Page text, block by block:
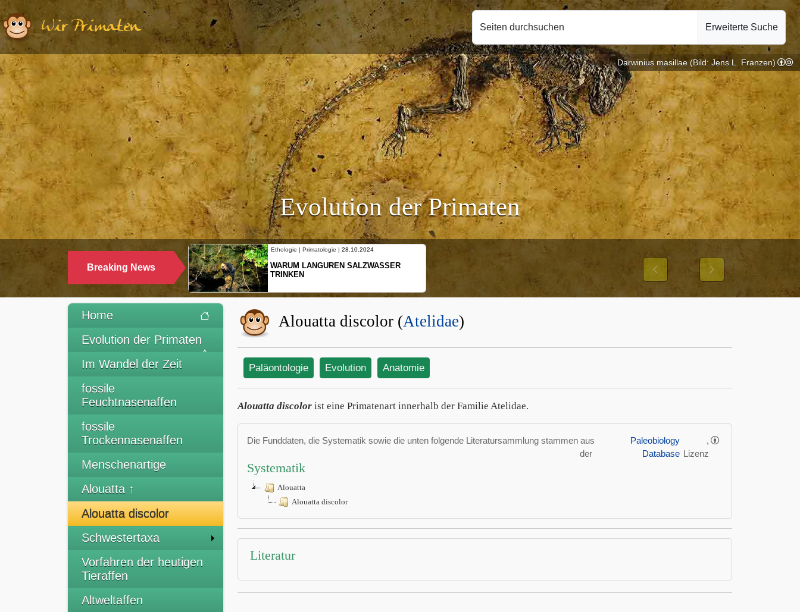
Wir Primaten Seiten durchsuchen Erweiterte Suche
Evolution der Primaten
Breaking News
Ethologie | Primatologie | 28.10.2024
WARUM LANGUREN SALZWASSER
TRINKEN
Previous Next
Darwinius masillae (Bild: Jens L. Franzen)
Home
Evolution der Primaten
Im Wandel der Zeit
fossile
Feuchtnasenaffen
fossile
Trockennasenaffen
Menschenartige
Alouatta ↑
Alouatta discolor
Schwestertaxa
Vorfahren der heutigen
Tieraffen
Altweltaffen
Alouatta discolor (Atelidae)
Paläontologie Evolution Anatomie
Alouatta discolor ist eine Primatenart innerhalb der Familie Atelidae.
Die Funddaten, die Systematik sowie die unten folgende Literatursammlung stammen aus
der
Paleobiology
Database
,
Lizenz
Systematik
Alouatta
Alouatta discolor
Literatur